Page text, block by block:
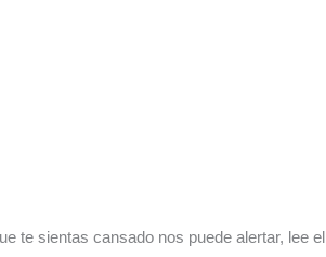
te sientas cansado nos puede alertar, lee el